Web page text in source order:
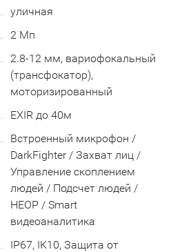
уличная
2 Мп
2.8-12 мм, вариофокальный
(трансфокатор),
моторизированный
EXIR до 40м
Встроенный микрофон /
DarkFighter / Захват лиц /
Управление скоплением
людей / Подсчет людей /
HEOP / Smart
видеоаналитика
IP67, IK10, Защита от